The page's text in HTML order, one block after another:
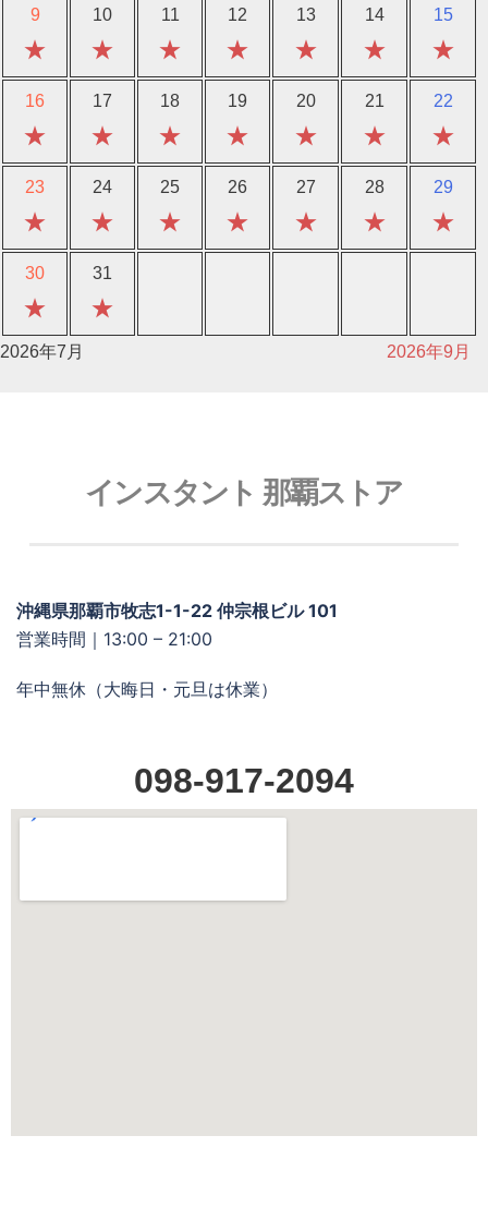
9
★
10
★
11
★
12
★
13
★
14
★
15
★
16
★
17
★
18
★
19
★
20
★
21
★
22
★
23
★
24
★
25
★
26
★
27
★
28
★
29
★
30
★
31
★
2026年7月 2026年9月
インスタント 那覇ストア
沖縄県那覇市牧志1-1-22 仲宗根ビル 101
営業時間｜13:00 – 21:00
年中無休（大晦日・元旦は休業）
098-917-2094